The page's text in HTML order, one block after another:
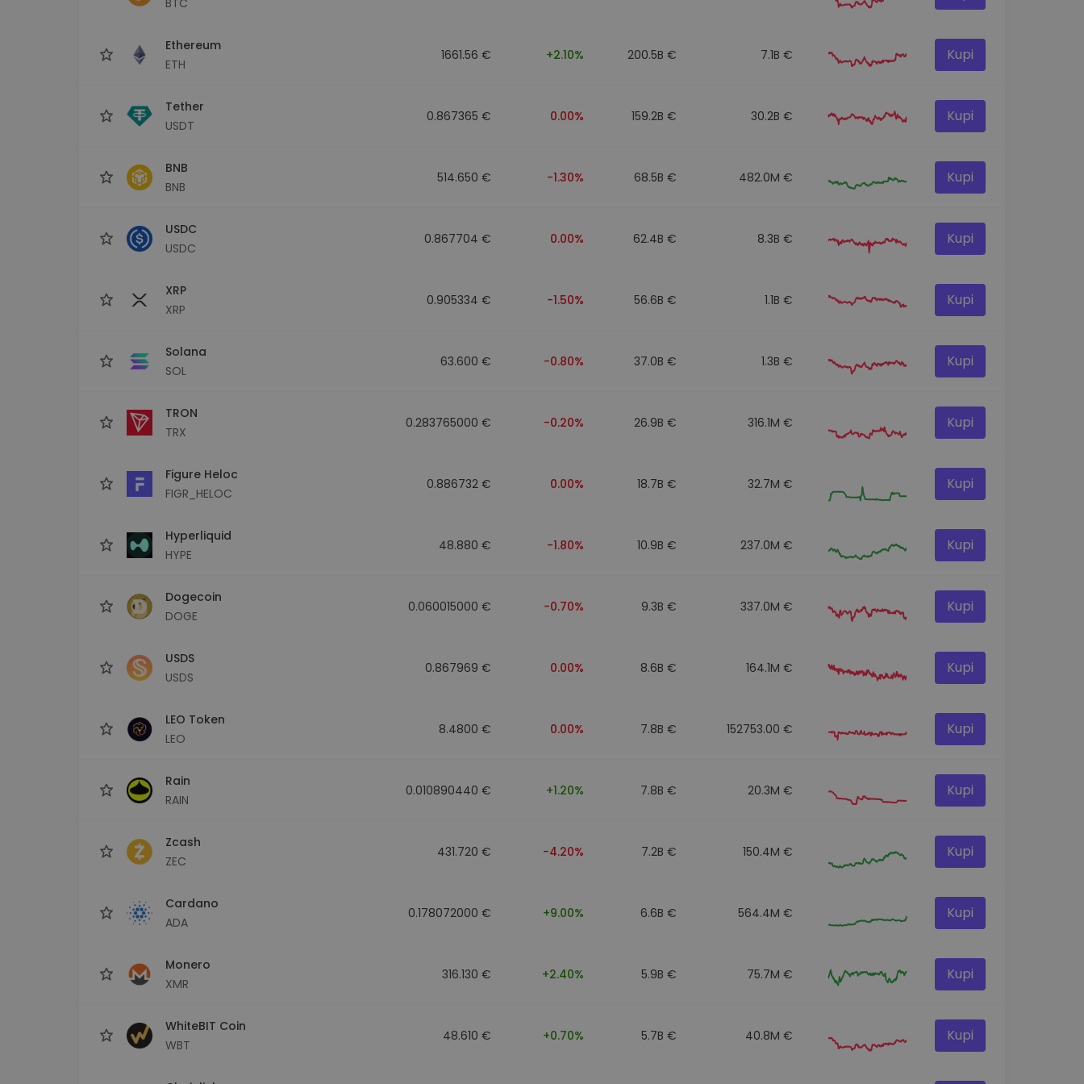
Ethereum
ETH
1661.56 € +2.10% 200.5B € 7.1B € Kupi
Tether
USDT
0.867365 € 0.00% 159.2B € 30.2B € Kupi
BNB
BNB
514.650 € -1.30% 68.5B € 482.0M € Kupi
USDC
USDC
0.867704 € 0.00% 62.4B € 8.3B € Kupi
XRP
XRP
0.905334 € -1.50% 56.6B € 1.1B € Kupi
Solana
SOL
63.600 € -0.80% 37.0B € 1.3B € Kupi
TRON
TRX
0.283765000 € -0.20% 26.9B € 316.1M € Kupi
Figure Heloc
FIGR_HELOC
0.886732 € 0.00% 18.7B € 32.7M € Kupi
Hyperliquid
HYPE
48.880 € -1.80% 10.9B € 237.0M € Kupi
Dogecoin
DOGE
0.060015000 € -0.70% 9.3B € 337.0M € Kupi
USDS
USDS
0.867969 € 0.00% 8.6B € 164.1M € Kupi
LEO Token
LEO
8.4800 € 0.00% 7.8B € 152753.00 € Kupi
Rain
RAIN
0.010890440 € +1.20% 7.8B € 20.3M € Kupi
Zcash
ZEC
431.720 € -4.20% 7.2B € 150.4M € Kupi
Cardano
ADA
0.178072000 € +9.00% 6.6B € 564.4M € Kupi
Monero
XMR
316.130 € +2.40% 5.9B € 75.7M € Kupi
WhiteBIT Coin
WBT
48.610 € +0.70% 5.7B € 40.8M € Kupi